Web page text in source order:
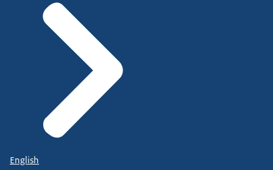
English